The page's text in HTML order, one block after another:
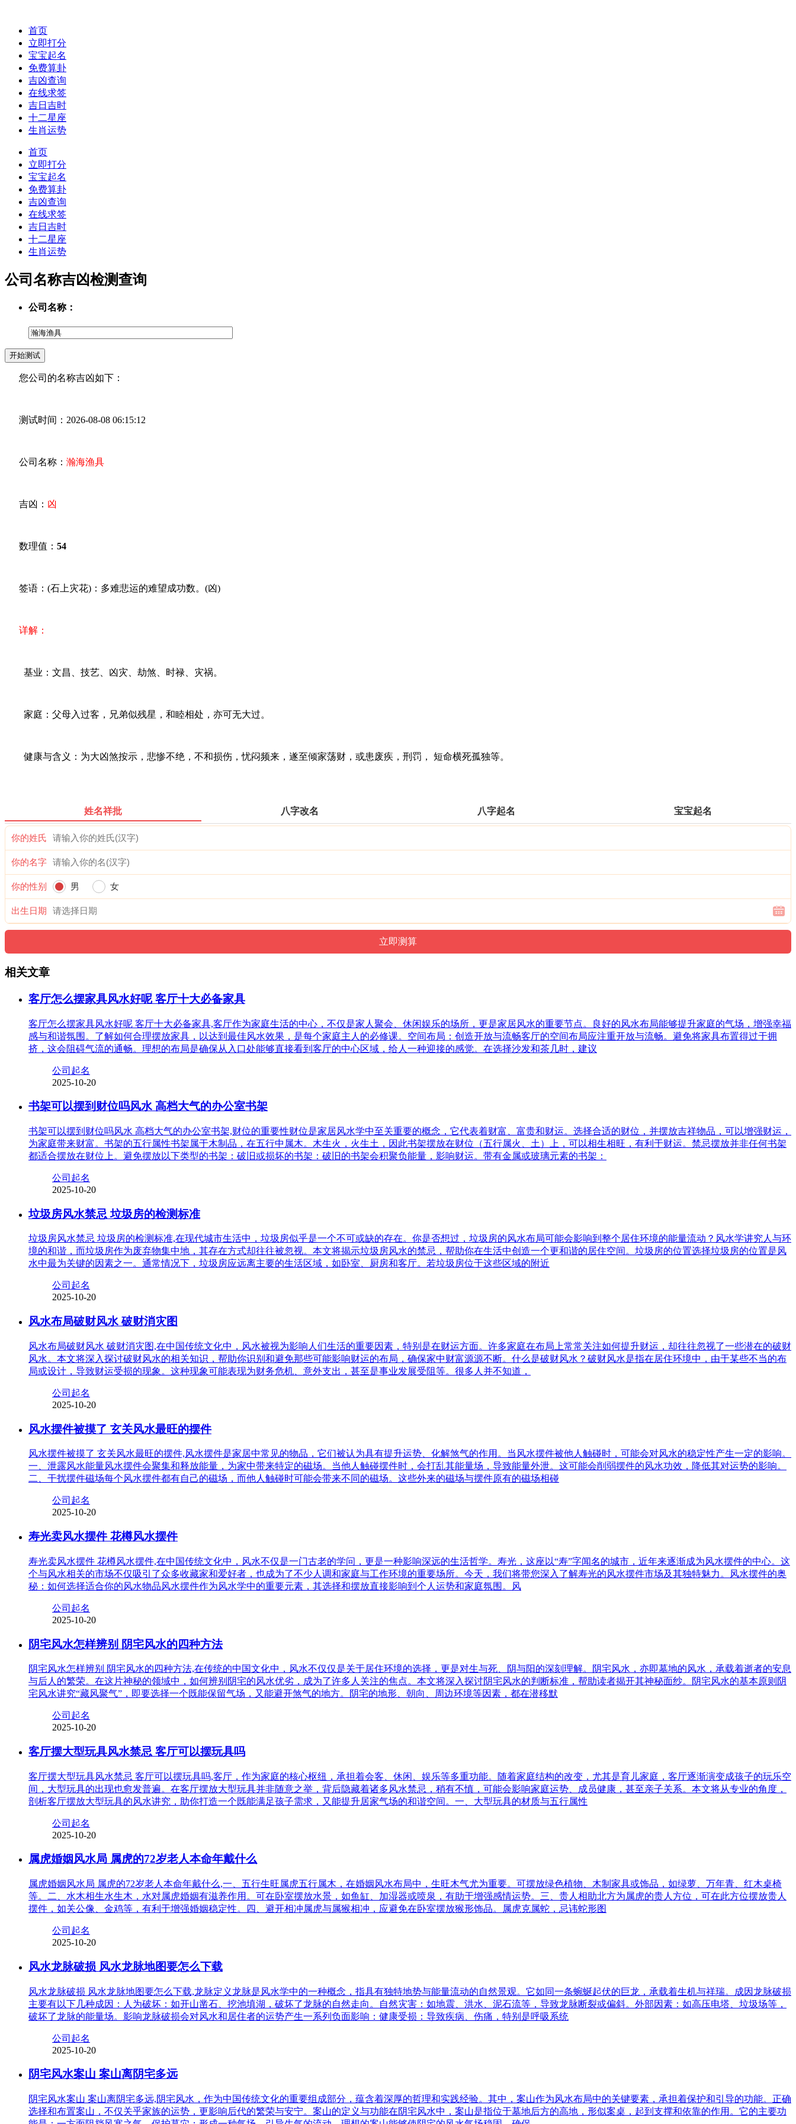
首页
立即打分
宝宝起名
免费算卦
吉凶查询
在线求签
吉日吉时
十二星座
生肖运势
首页
立即打分
宝宝起名
免费算卦
吉凶查询
在线求签
吉日吉时
十二星座
生肖运势
公司名称吉凶检测查询
公司名称：
您公司的名称吉凶如下：
测试时间：2026-08-08 06:15:12
公司名称： 瀚海渔具
吉凶： 凶
数理值： 54
签语：(石上灾花)：多难悲运的难望成功数。(凶)
详解：
基业：文昌、技艺、凶灾、劫煞、时禄、灾祸。
家庭：父母入过客，兄弟似残星，和睦相处，亦可无大过。
健康与含义：为大凶煞按示，悲惨不绝，不和损伤，忧闷频来，遂至倾家荡财，或患废疾，刑罚， 短命横死孤独等。
姓名祥批 八字改名 八字起名 宝宝起名
你的姓氏
你的名字
你的性别 男 女
出生日期
相关文章
客厅怎么摆家具风水好呢 客厅十大必备家具
客厅怎么摆家具风水好呢 客厅十大必备家具,客厅作为家庭生活的中心，不仅是家人聚会、休闲娱乐的场所，更是家居风水的重要节点。良好的风水布局能够提升家庭的气场，增强幸福
感与和谐氛围。了解如何合理摆放家具，以达到最佳风水效果，是每个家庭主人的必修课。空间布局：创造开放与流畅客厅的空间布局应注重开放与流畅。避免将家具布置得过于拥
挤，这会阻碍气流的通畅。理想的布局是确保从入口处能够直接看到客厅的中心区域，给人一种迎接的感觉。在选择沙发和茶几时，建议
公司起名
2025-10-20
书架可以摆到财位吗风水 高档大气的办公室书架
书架可以摆到财位吗风水 高档大气的办公室书架,财位的重要性财位是家居风水学中至关重要的概念，它代表着财富、富贵和财运。选择合适的财位，并摆放吉祥物品，可以增强财运，
为家庭带来财富。书架的五行属性书架属于木制品，在五行中属木。木生火，火生土，因此书架摆放在财位（五行属火、土）上，可以相生相旺，有利于财运。禁忌摆放并非任何书架
都适合摆放在财位上。避免摆放以下类型的书架：破旧或损坏的书架：破旧的书架会积聚负能量，影响财运。带有金属或玻璃元素的书架：
公司起名
2025-10-20
垃圾房风水禁忌 垃圾房的检测标准
垃圾房风水禁忌 垃圾房的检测标准,在现代城市生活中，垃圾房似乎是一个不可或缺的存在。你是否想过，垃圾房的风水布局可能会影响到整个居住环境的能量流动？风水学讲究人与环
境的和谐，而垃圾房作为废弃物集中地，其存在方式却往往被忽视。本文将揭示垃圾房风水的禁忌，帮助你在生活中创造一个更和谐的居住空间。垃圾房的位置选择垃圾房的位置是风
水中最为关键的因素之一。通常情况下，垃圾房应远离主要的生活区域，如卧室、厨房和客厅。若垃圾房位于这些区域的附近
公司起名
2025-10-20
风水布局破财风水 破财消灾图
风水布局破财风水 破财消灾图,在中国传统文化中，风水被视为影响人们生活的重要因素，特别是在财运方面。许多家庭在布局上常常关注如何提升财运，却往往忽视了一些潜在的破财
风水。本文将深入探讨破财风水的相关知识，帮助你识别和避免那些可能影响财运的布局，确保家中财富源源不断。什么是破财风水？破财风水是指在居住环境中，由于某些不当的布
局或设计，导致财运受损的现象。这种现象可能表现为财务危机、意外支出，甚至是事业发展受阻等。很多人并不知道，
公司起名
2025-10-20
风水摆件被摸了 玄关风水最旺的摆件
风水摆件被摸了 玄关风水最旺的摆件,风水摆件是家居中常见的物品，它们被认为具有提升运势、化解煞气的作用。当风水摆件被他人触碰时，可能会对风水的稳定性产生一定的影响。
一、泄露风水能量风水摆件会聚集和释放能量，为家中带来特定的磁场。当他人触碰摆件时，会打乱其能量场，导致能量外泄。这可能会削弱摆件的风水功效，降低其对运势的影响。
二、干扰摆件磁场每个风水摆件都有自己的磁场，而他人触碰时可能会带来不同的磁场。这些外来的磁场与摆件原有的磁场相碰
公司起名
2025-10-20
寿光卖风水摆件 花樽风水摆件
寿光卖风水摆件 花樽风水摆件,在中国传统文化中，风水不仅是一门古老的学问，更是一种影响深远的生活哲学。寿光，这座以“寿”字闻名的城市，近年来逐渐成为风水摆件的中心。这
个与风水相关的市场不仅吸引了众多收藏家和爱好者，也成为了不少人调和家庭与工作环境的重要场所。今天，我们将带您深入了解寿光的风水摆件市场及其独特魅力。风水摆件的奥
秘：如何选择适合你的风水物品风水摆件作为风水学中的重要元素，其选择和摆放直接影响到个人运势和家庭氛围。风
公司起名
2025-10-20
阴宅风水怎样辨别 阴宅风水的四种方法
阴宅风水怎样辨别 阴宅风水的四种方法,在传统的中国文化中，风水不仅仅是关于居住环境的选择，更是对生与死、阴与阳的深刻理解。阴宅风水，亦即墓地的风水，承载着逝者的安息
与后人的繁荣。在这片神秘的领域中，如何辨别阴宅的风水优劣，成为了许多人关注的焦点。本文将深入探讨阴宅风水的判断标准，帮助读者揭开其神秘面纱。阴宅风水的基本原则阴
宅风水讲究“藏风聚气”，即要选择一个既能保留气场，又能避开煞气的地方。阴宅的地形、朝向、周边环境等因素，都在潜移默
公司起名
2025-10-20
客厅摆大型玩具风水禁忌 客厅可以摆玩具吗
客厅摆大型玩具风水禁忌 客厅可以摆玩具吗,客厅，作为家庭的核心枢纽，承担着会客、休闲、娱乐等多重功能。随着家庭结构的改变，尤其是育儿家庭，客厅逐渐演变成孩子的玩乐空
间，大型玩具的出现也愈发普遍。在客厅摆放大型玩具并非随意之举，背后隐藏着诸多风水禁忌，稍有不慎，可能会影响家庭运势、成员健康，甚至亲子关系。本文将从专业的角度，
剖析客厅摆放大型玩具的风水讲究，助你打造一个既能满足孩子需求，又能提升居家气场的和谐空间。一、大型玩具的材质与五行属性
公司起名
2025-10-20
属虎婚姻风水局 属虎的72岁老人本命年戴什么
属虎婚姻风水局 属虎的72岁老人本命年戴什么,一、五行生旺属虎五行属木，在婚姻风水布局中，生旺木气尤为重要。可摆放绿色植物、木制家具或饰品，如绿萝、万年青、红木桌椅
等。二、水木相生水生木，水对属虎婚姻有滋养作用。可在卧室摆放水景，如鱼缸、加湿器或喷泉，有助于增强感情运势。三、贵人相助北方为属虎的贵人方位，可在此方位摆放贵人
摆件，如关公像、金鸡等，有利于增强婚姻稳定性。四、避开相冲属虎与属猴相冲，应避免在卧室摆放猴形饰品。属虎克属蛇，忌讳蛇形图
公司起名
2025-10-20
风水龙脉破损 风水龙脉地图要怎么下载
风水龙脉破损 风水龙脉地图要怎么下载,龙脉定义龙脉是风水学中的一种概念，指具有独特地势与能量流动的自然景观。它如同一条蜿蜒起伏的巨龙，承载着生机与祥瑞。成因龙脉破损
主要有以下几种成因：人为破坏：如开山凿石、挖池填湖，破坏了龙脉的自然走向。自然灾害：如地震、洪水、泥石流等，导致龙脉断裂或偏斜。外部因素：如高压电塔、垃圾场等，
破坏了龙脉的能量场。影响龙脉破损会对风水和居住者的运势产生一系列负面影响：健康受损：导致疾病、伤痛，特别是呼吸系统
公司起名
2025-10-20
阴宅风水案山 案山离阴宅多远
阴宅风水案山 案山离阴宅多远,阴宅风水，作为中国传统文化的重要组成部分，蕴含着深厚的哲理和实践经验。其中，案山作为风水布局中的关键要素，承担着保护和引导的功能。正确
选择和布置案山，不仅关乎家族的运势，更影响后代的繁荣与安宁。案山的定义与功能在阴宅风水中，案山是指位于墓地后方的高地，形似案桌，起到支撑和依靠的作用。它的主要功